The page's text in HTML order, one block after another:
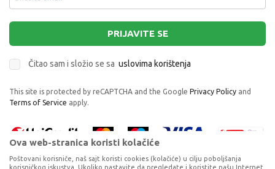
PRIJAVITE SE
Čitao sam i složio se sa uslovima korištenja
This site is protected by reCAPTCHA and the Google Privacy Policy and
Terms of Service apply.
Ova web-stranica koristi kolačiće
Poštovani korisniče, naš sajt koristi cookies (kolačiće) u cilju poboljšanja
korisničkog iskustva. Ukoliko nastavite da pregledate i koristite našu Internet